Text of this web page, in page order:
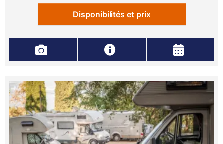
Disponibilités et prix